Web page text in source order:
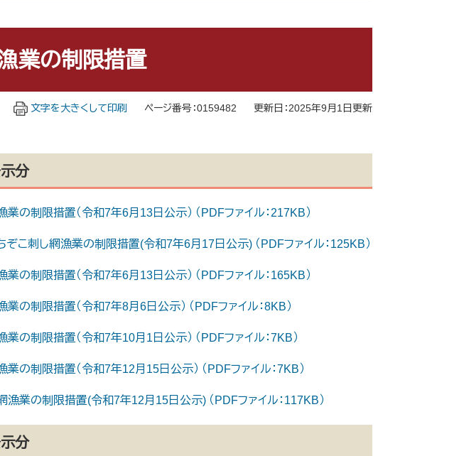
業の制限措置
文字を大きくして印刷 ページ番号：0159482 更新日：2025年9月1日更新
分
業の制限措置（令和7年6月13日公示） （PDFファイル：217KB）
ぞこ刺し網漁業の制限措置(令和7年6月17日公示) （PDFファイル：125KB）
業の制限措置（令和7年6月13日公示） （PDFファイル：165KB）
業の制限措置（令和7年8月6日公示） （PDFファイル：8KB）
業の制限措置（令和7年10月1日公示） （PDFファイル：7KB）
業の制限措置（令和7年12月15日公示） （PDFファイル：7KB）
漁業の制限措置(令和7年12月15日公示) （PDFファイル：117KB）
分